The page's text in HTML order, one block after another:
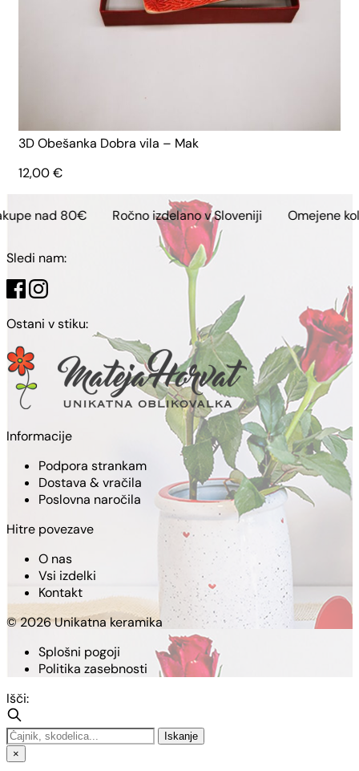
3D Obešanka Dobra vila – Mak
12,00€
Ročno izdelano v Sloveniji Omejene kolekcije
Sledi nam:
Ostani v stiku:
Informacije
Podpora strankam
Dostava & vračila
Poslovna naročila
Hitre povezave
O nas
Vsi izdelki
Kontakt
© 2026 Unikatna keramika
Splošni pogoji
Politika zasebnosti
Išči:
Iskanje
×